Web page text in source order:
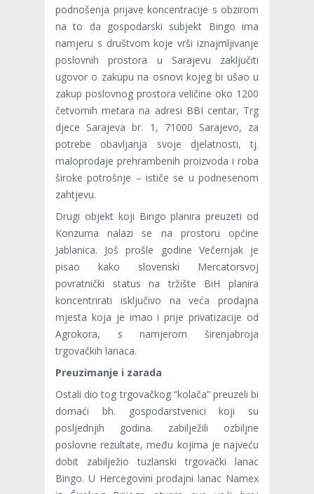
podnošenja prijave koncentracije s obzirom
na to da gospodarski subjekt Bingo ima
namjeru s društvom koje vrši iznajmljivanje
poslovnih prostora u Sarajevu zaključiti
ugovor o zakupu na osnovi kojeg bi ušao u
zakup poslovnog prostora veličine oko 1200
četvornih metara na adresi BBI centar, Trg
djece Sarajeva br. 1, 71000 Sarajevo, za
potrebe obavljanja svoje djelatnosti, tj.
maloprodaje prehrambenih proizvoda i roba
široke potrošnje – ističe se u podnesenom
zahtjevu.
Drugi objekt koji Bingo planira preuzeti od
Konzuma nalazi se na prostoru općine
Jablanica. Još prošle godine Večernjak je
pisao kako slovenski Mercatorsvoj
povratnički status na tržište BiH planira
koncentrirati isključivo na veća prodajna
mjesta koja je imao i prije privatizacije od
Agrokora, s namjerom širenjabroja
trgovačkih lanaca.
Preuzimanje i zarada
Ostali dio tog trgovačkog “kolača” preuzeli bi
domaći bh. gospodarstvenici koji su
posljednjih godina. zabilježili ozbiljne
poslovne rezultate, među kojima je najveću
dobit zabilježio tuzlanski trgovački lanac
Bingo. U Hercegovini prodajni lanac Namex